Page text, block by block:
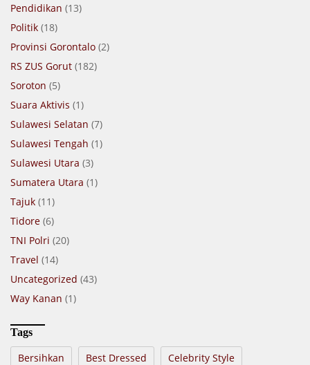
Pendidikan (13)
Politik (18)
Provinsi Gorontalo (2)
RS ZUS Gorut (182)
Soroton (5)
Suara Aktivis (1)
Sulawesi Selatan (7)
Sulawesi Tengah (1)
Sulawesi Utara (3)
Sumatera Utara (1)
Tajuk (11)
Tidore (6)
TNI Polri (20)
Travel (14)
Uncategorized (43)
Way Kanan (1)
Tags
Bersihkan Best Dressed Celebrity Style